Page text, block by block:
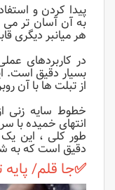
پیدا کردن و
به آن آسان تر می
هر میانبر دیگری
در کاربردهای
بسیار دقیق است.
از تبلت ها با آن
خطوط سایه زنی
انتهای خمیده با
طور کلی ، این
دقیق است که به
✅جا قلم/ پایه